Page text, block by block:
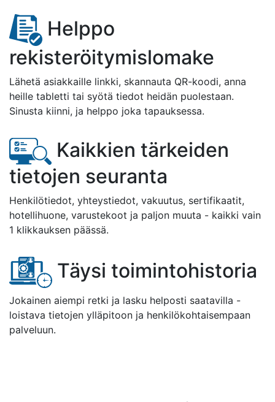
Helppo
rekisteröitymislomake
Lähetä asiakkaille linkki, skannauta QR-koodi, anna
heille tabletti tai syötä tiedot heidän puolestaan.
Sinusta kiinni, ja helppo joka tapauksessa.
Kaikkien tärkeiden
tietojen seuranta
Henkilötiedot, yhteystiedot, vakuutus, sertifikaatit,
hotellihuone, varustekoot ja paljon muuta - kaikki vain
1 klikkauksen päässä.
Täysi toimintohistoria
Jokainen aiempi retki ja lasku helposti saatavilla -
loistava tietojen ylläpitoon ja henkilökohtaisempaan
palveluun.